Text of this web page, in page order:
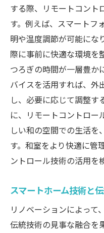
する際、リモートコント
す。例えば、スマートフ
明や温度調節が可能にな
際に事前に快適な環境を
つろぎの時間が一層豊か
バイスを活用すれば、外
し、必要に応じて調整す
に、リモートコントロー
しい和の空間での生活を
す。和室をより快適に管
ントロール技術の活用を
スマートホーム技術と
リノベーションによって
伝統技術の見事な融合を